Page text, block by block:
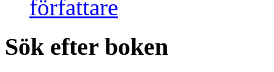
Sök efter boken